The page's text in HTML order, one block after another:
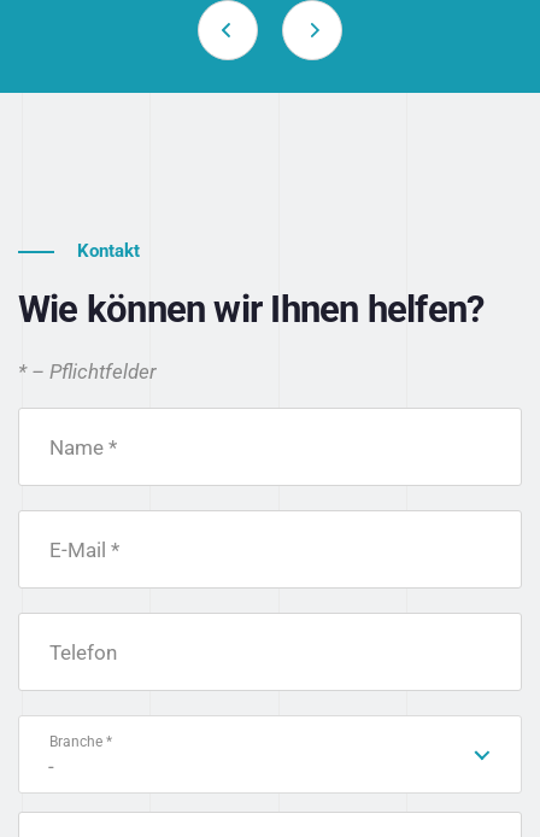
Kontakt
Wie können wir Ihnen helfen?
* – Pflichtfelder
Name *
E-Mail *
Telefon
Branche *
-